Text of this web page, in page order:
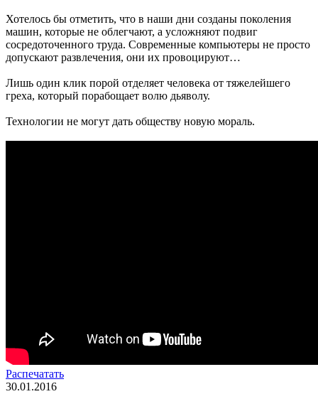
Хотелось бы отметить, что в наши дни созданы поколения
машин, которые не облегчают, а усложняют подвиг
сосредоточенного труда. Современные компьютеры не просто
допускают развлечения, они их провоцируют…
Лишь один клик порой отделяет человека от тяжелейшего
греха, который порабощает волю дьяволу.
Технологии не могут дать обществу новую мораль.
Распечатать
30.01.2016